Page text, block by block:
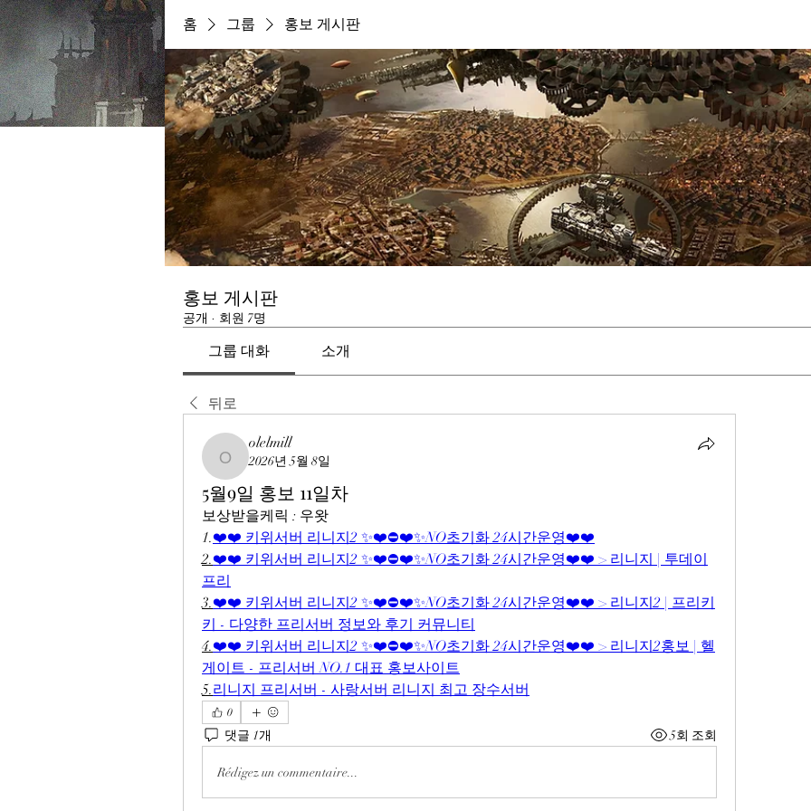
홈 그룹 홍보 게시판
홍보 게시판
공개 · 회원 7명
그룹 대화 소개
뒤로
olelmill
olelmill
2026년 5월 8일
5월9일 홍보 11일차
보상받을케릭 : 우왓
1.❤️❤️ 키위서버 리니지2 ✨❤️⛔❤️✨NO초기화 24시간운영❤️❤️
2.❤️❤️ 키위서버 리니지2 ✨❤️⛔❤️✨NO초기화 24시간운영❤️❤️ > 리니지 | 투데이
프리
3.❤️❤️ 키위서버 리니지2 ✨❤️⛔❤️✨NO초기화 24시간운영❤️❤️ > 리니지2 | 프리키
키 - 다양한 프리서버 정보와 후기 커뮤니티
4.❤️❤️ 키위서버 리니지2 ✨❤️⛔❤️✨NO초기화 24시간운영❤️❤️ > 리니지2홍보 | 헬
게이트 - 프리서버 NO.1 대표 홍보사이트
5.리니지 프리서버 - 사랑서버 리니지 최고 장수서버
0
댓글 1개 5회 조회
Rédigez un commentaire...